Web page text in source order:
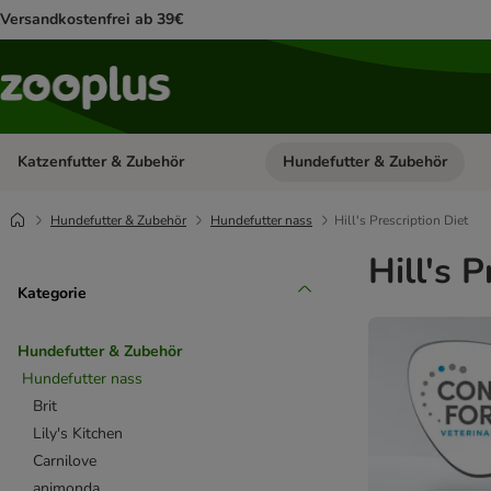
Versandkostenfrei ab 39€
Katzenfutter & Zubehör Kategorie-Menü öffnen:
Hundefutter & Zubehör
Hundefutter & Zubehör Hundefutter nass Hill's Prescription Diet
Kategorie
Hundefutter & Zubehör
Hundefutter nass
Brit
Lily's Kitchen
Carnilove
Hill's